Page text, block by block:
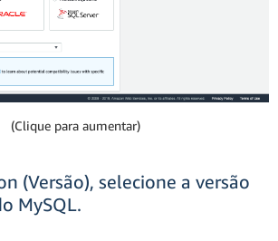
(Clique para aumentar)
(Versão), selecione a versão
MySQL.